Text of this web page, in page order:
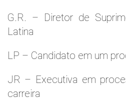
G.R. – Diretor de
Latina
LP – Candidato em um
JR – Executiva em
carreira